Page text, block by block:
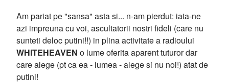
Am pariat pe "sansa" asta si... n-am pierdut: iata-ne
azi impreuna cu voi, ascultatorii nostri fideli (care nu
sunteti deloc putini!!) in plina activitate a radioului
WHITEHEAVEN o lume oferita aparent tuturor dar
care alege (pt ca ea - lumea - alege si nu noi!) atat de
putini!